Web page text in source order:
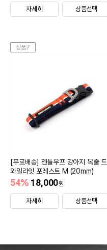
자세히 상품선택
상품7
[무료배송] 젠틀우프 강아지 목줄 트
와일라잇 포레스트 M (20mm)
18,000원
54%
자세히 상품선택